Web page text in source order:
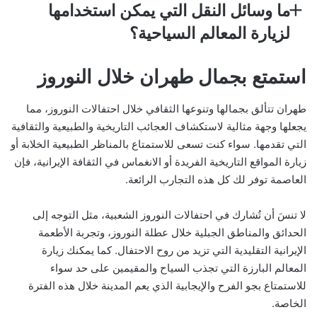
ما وسائل النقل التي يمكن استخدامها
لزيارة المعالم السياحية؟
استمتع بجمال طهران خلال النوروز
طهران تتألق بجمالها وتنوعها الثقافي خلال احتفالات النوروز، مما
يجعلها وجهة مثالية لاستكشاف العجائب التاريخية والطبيعية والثقافية
التي تقدمها. سواء كنت تسعى للاستمتاع بالمناظر الطبيعية الخلابة أو
زيارة المواقع التاريخية الفريدة أو الانغماس في الثقافة الإيرانية، فإن
العاصمة توفر لك كل هذه التجارب الرائعة.
لا تنسَ أن تُشارك في احتفالات النوروز الشعبية، مثل التوجه إلى
الحدائق والمناطق الجبلية خلال عطلة النوروز، وتجربة الأطعمة
الإيرانية التقليدية التي تزيد من روح الاحتفال. كما يمكنك زيارة
المعالم البارزة التي تجذب السياح والمقيمين على حد سواء
للاستمتاع بجو الفرح والإيجابية الذي يعم المدينة خلال هذه الفترة
الخاصة.